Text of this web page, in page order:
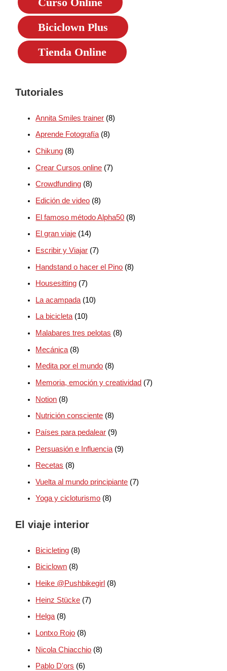
Biciclown Plus
Tienda Online
Tutoriales
Annita Smiles trainer (8)
Aprende Fotografía(8)
Chikung (8)
Crear Cursos online (7)
Crowdfunding (8)
Edición de video (8)
El famoso método Alpha50 (8)
El gran viaje (14)
Escribir y Viajar (7)
Handstand o hacer el Pino (8)
Housesitting (7)
La acampada (10)
La bicicleta(10)
Malabares tres pelotas (8)
Mecánica (8)
Medita por el mundo (8)
Memoria, emoción y creatividad (7)
Notion (8)
Nutrición consciente (8)
Países para pedalear (9)
Persuasión e Influencia (9)
Recetas (8)
Vuelta al mundo principiante (7)
Yoga y cicloturismo (8)
El viaje interior
Bicicleting (8)
Biciclown (8)
Heike @Pushbikegirl (8)
Heinz Stücke (7)
Helga(8)
Lontxo Rojo (8)
Nicola Chiacchio (8)
Pablo D'ors (6)